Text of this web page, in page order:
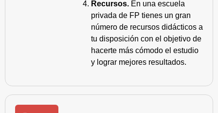
Recursos. En una escuela
privada de FP tienes un gran
número de recursos didácticos a
tu disposición con el objetivo de
hacerte más cómodo el estudio
y lograr mejores resultados.